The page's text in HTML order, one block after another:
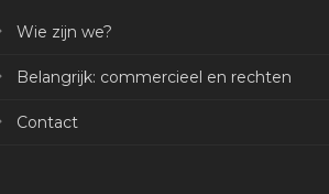
Wie zijn we?
Belangrijk: commercieel en rechten
Contact